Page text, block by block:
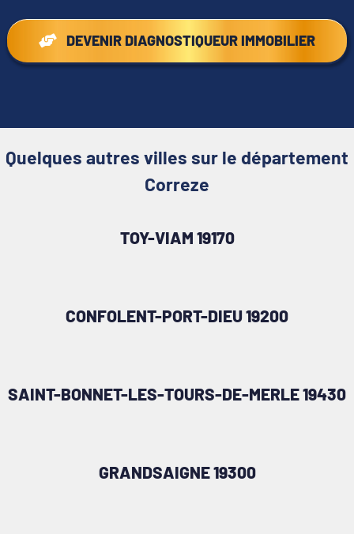
DEVENIR DIAGNOSTIQUEUR IMMOBILIER
Quelques autres villes sur le département
Correze
TOY-VIAM 19170
CONFOLENT-PORT-DIEU 19200
SAINT-BONNET-LES-TOURS-DE-MERLE 19430
GRANDSAIGNE 19300